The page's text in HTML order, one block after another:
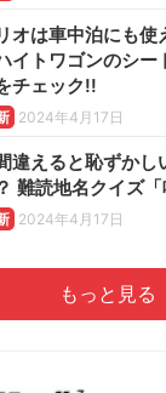
オは車中泊にも
イトワゴンのシー
チェック!!
2024年4月17日
間違えると恥ずか
難読地名クイズ「
2024年4月17日
もっと見る